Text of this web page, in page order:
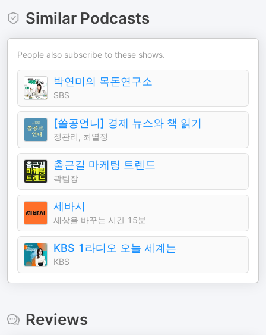
Similar Podcasts
People also subscribe to these shows.
박연미의 목돈연구소
SBS
[쓸공언니] 경제 뉴스와 책 읽기
정관리, 최열정
출근길 마케팅 트렌드
곽팀장
세바시
세상을 바꾸는 시간 15분
KBS 1라디오 오늘 세계는
KBS
Reviews